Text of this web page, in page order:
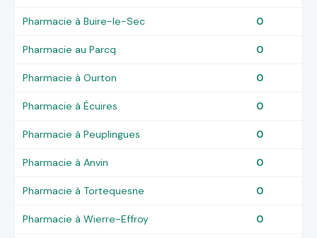
Pharmacie à Buire-le-Sec 0
Pharmacie au Parcq 0
Pharmacie à Ourton 0
Pharmacie à Écuires 0
Pharmacie à Peuplingues 0
Pharmacie à Anvin 0
Pharmacie à Tortequesne 0
Pharmacie à Wierre-Effroy 0